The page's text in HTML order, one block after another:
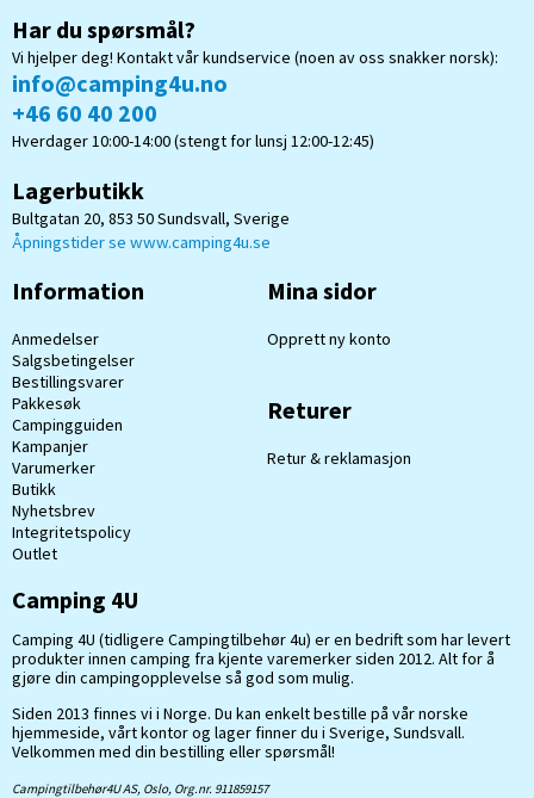
Har du spørsmål?
Vi hjelper deg! Kontakt vår kundservice (noen av oss snakker norsk):
info@camping4u.no
+46 60 40 200
Hverdager 10:00-14:00 (stengt for lunsj 12:00-12:45)
Lagerbutikk
Bultgatan 20, 853 50 Sundsvall, Sverige
Åpningstider se www.camping4u.se
Information
Anmedelser
Salgsbetingelser
Bestillingsvarer
Pakkesøk
Campingguiden
Kampanjer
Varumerker
Butikk
Nyhetsbrev
Integritetspolicy
Outlet
Mina sidor
Opprett ny konto
Returer
Retur & reklamasjon
Camping 4U
Camping 4U (tidligere Campingtilbehør 4u) er en bedrift som har levert
produkter innen camping fra kjente varemerker siden 2012. Alt for å
gjøre din campingopplevelse så god som mulig.
Siden 2013 finnes vi i Norge. Du kan enkelt bestille på vår norske
hjemmeside, vårt kontor og lager finner du i Sverige, Sundsvall.
Velkommen med din bestilling eller spørsmål!
Campingtilbehør4U AS, Oslo, Org.nr. 911859157